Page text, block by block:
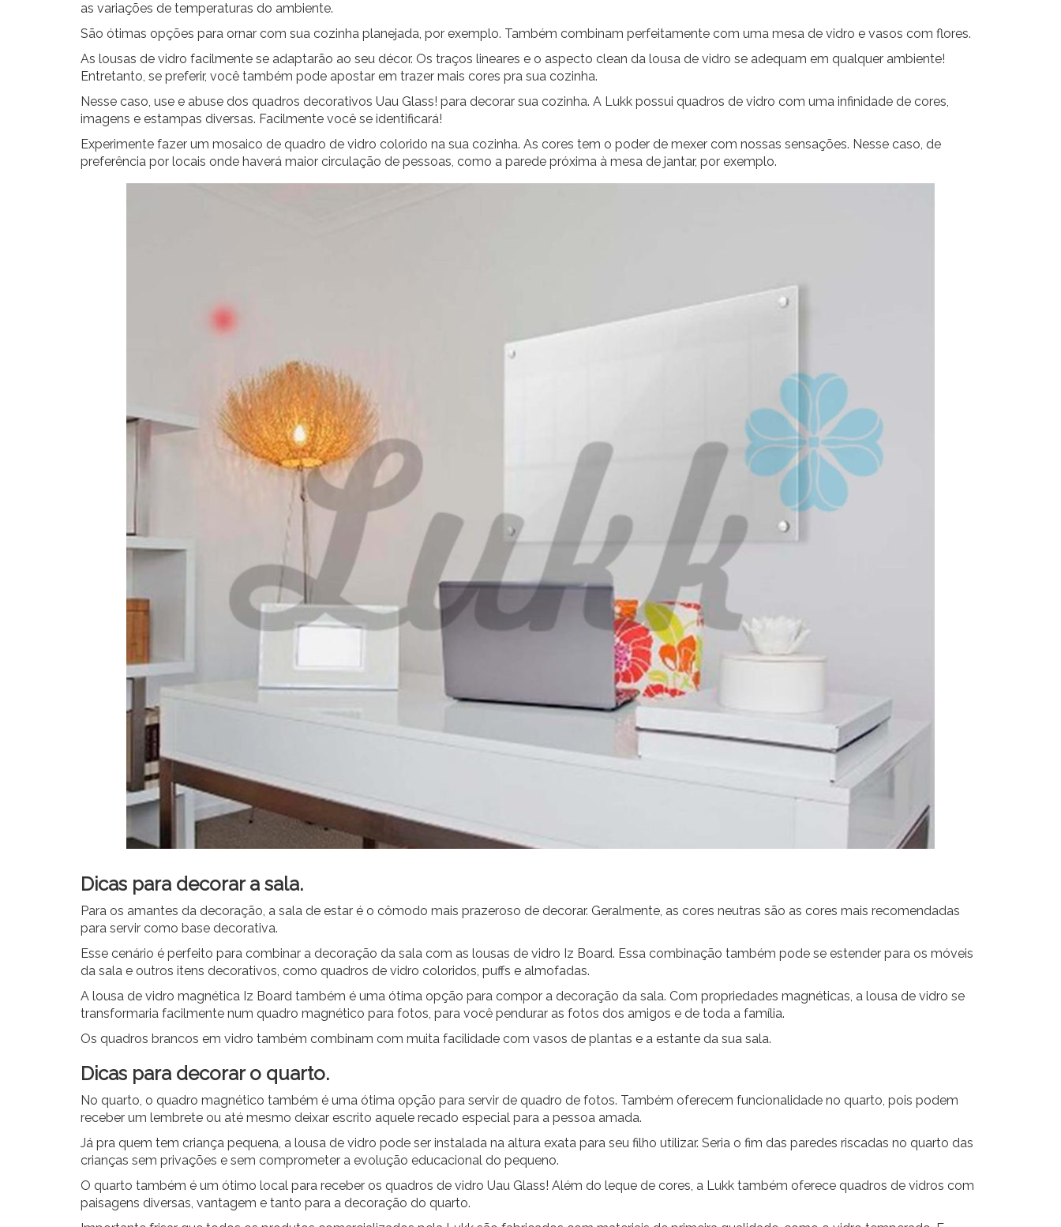
as variações de temperaturas do ambiente.
São ótimas opções para ornar com sua cozinha planejada, por exemplo. Também combinam perfeitamente com uma mesa de vidro e vasos com flores.
As lousas de vidro facilmente se adaptarão ao seu décor. Os traços lineares e o aspecto clean da lousa de vidro se adequam em qualquer ambiente!
Entretanto, se preferir, você também pode apostar em trazer mais cores pra sua cozinha.
Nesse caso, use e abuse dos quadros decorativos Uau Glass! para decorar sua cozinha. A Lukk possui quadros de vidro com uma infinidade de cores,
imagens e estampas diversas. Facilmente você se identificará!
Experimente fazer um mosaico de quadro de vidro colorido na sua cozinha. As cores tem o poder de mexer com nossas sensações. Nesse caso, de
preferência por locais onde haverá maior circulação de pessoas, como a parede próxima à mesa de jantar, por exemplo.
Dicas para decorar a sala.
Para os amantes da decoração, a sala de estar é o cômodo mais prazeroso de decorar. Geralmente, as cores neutras são as cores mais recomendadas
para servir como base decorativa.
Esse cenário é perfeito para combinar a decoração da sala com as lousas de vidro Iz Board. Essa combinação também pode se estender para os móveis
da sala e outros itens decorativos, como quadros de vidro coloridos, puffs e almofadas.
A lousa de vidro magnética Iz Board também é uma ótima opção para compor a decoração da sala. Com propriedades magnéticas, a lousa de vidro se
transformaria facilmente num quadro magnético para fotos, para você pendurar as fotos dos amigos e de toda a família.
Os quadros brancos em vidro também combinam com muita facilidade com vasos de plantas e a estante da sua sala.
Dicas para decorar o quarto.
No quarto, o quadro magnético também é uma ótima opção para servir de quadro de fotos. Também oferecem funcionalidade no quarto, pois podem
receber um lembrete ou até mesmo deixar escrito aquele recado especial para a pessoa amada.
Já pra quem tem criança pequena, a lousa de vidro pode ser instalada na altura exata para seu filho utilizar. Seria o fim das paredes riscadas no quarto das
crianças sem privações e sem comprometer a evolução educacional do pequeno.
O quarto também é um ótimo local para receber os quadros de vidro Uau Glass! Além do leque de cores, a Lukk também oferece quadros de vidros com
paisagens diversas, vantagem e tanto para a decoração do quarto.